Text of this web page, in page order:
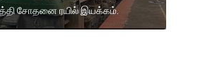
சோதனை ரயில் இயக்கம்.